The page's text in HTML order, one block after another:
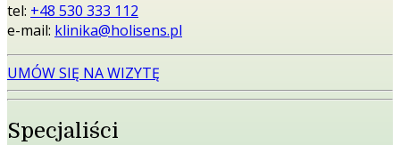
tel: +48 530 333 112
e-mail: klinika@holisens.pl
UMÓW SIĘ NA WIZYTĘ
Specjaliści